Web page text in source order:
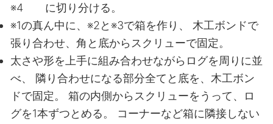
※4 に切り分ける。
※1の真ん中に、※2と※3で箱を作り、
木工ボンドで
張り合わせ、角と底からスクリューで固定。
太さや形を上手に組み合わせながらログを周りに並
べ、
隣り合わせになる部分全てと底を、木工ボン
ドで固定。
箱の内側からスクリューをうって、ロ
グを1本ずつとめる。
コーナーなど箱に隣接しない